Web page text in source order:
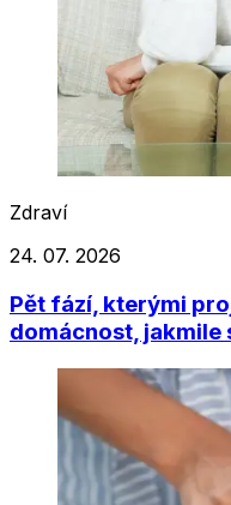
Zdraví
24. 07. 2026
Pět fází, kterými
domácnost, jakmile